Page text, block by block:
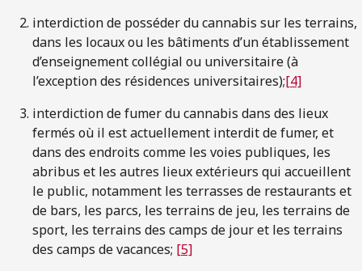
interdiction de posséder du cannabis sur les terrains,
dans les locaux ou les bâtiments d’un établissement
d’enseignement collégial ou universitaire (à
l’exception des résidences universitaires);[4]
interdiction de fumer du cannabis dans des lieux
fermés où il est actuellement interdit de fumer, et
dans des endroits comme les voies publiques, les
abribus et les autres lieux extérieurs qui accueillent
le public, notamment les terrasses de restaurants et
de bars, les parcs, les terrains de jeu, les terrains de
sport, les terrains des camps de jour et les terrains
des camps de vacances; [5]